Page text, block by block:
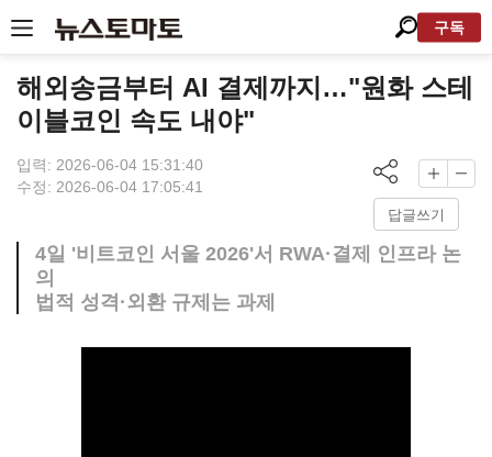
구독
해외송금부터 AI 결제까지…"원화 스테
이블코인 속도 내야"
입력: 2026-06-04 15:31:40
수정: 2026-06-04 17:05:41
답글쓰기
4일 '비트코인 서울 2026'서 RWA·결제 인프라 논
의
법적 성격·외환 규제는 과제